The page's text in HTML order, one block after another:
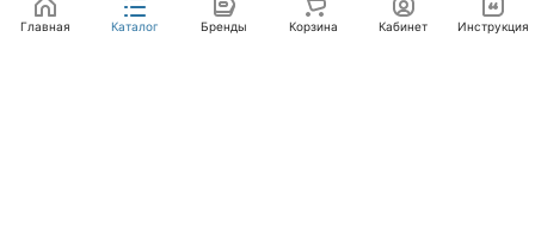
Главная Каталог Бренды Корзина Кабинет Инструкция